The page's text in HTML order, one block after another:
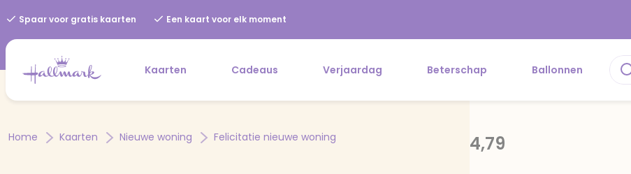
Spaar voor gratis kaarten Een kaart voor elk moment
Kaarten Cadeaus Verjaardag Beterschap Ballonnen
Home Kaarten Nieuwe woning Felicitatie nieuwe woning 4,79